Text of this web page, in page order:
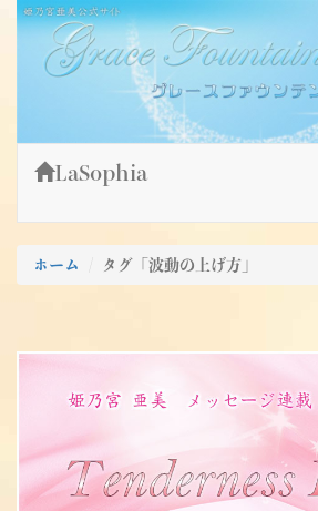
Skip
content
姫乃宮亜美公式サイト～Grace Fountain～
グレースファウンテン
LaSophia
ホーム タグ「波動の上げ方」